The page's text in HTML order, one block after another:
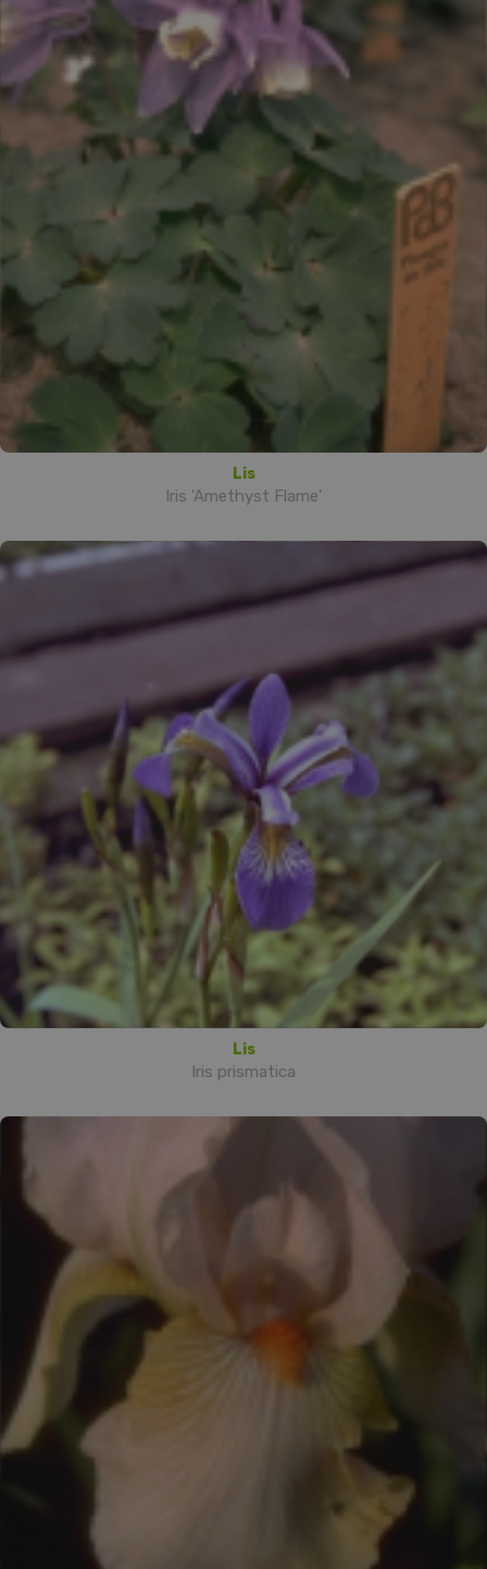
Lis
Iris 'Amethyst Flame'
Lis
Iris prismatica